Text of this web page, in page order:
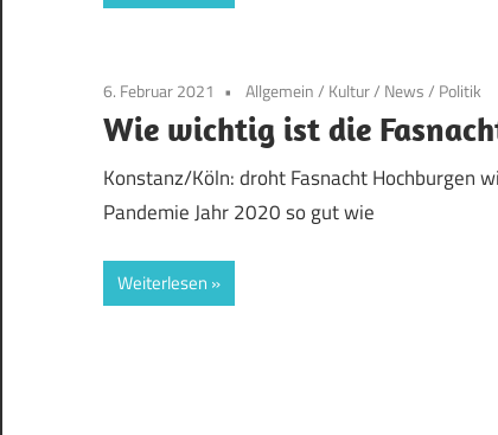
6. Februar 2021 Allgemein/ Kultur/ News/ Politik
Wie wichtig ist die
Konstanz/Köln: droht Fasnacht Hochburgen
Pandemie Jahr 2020 so gut wie
Weiterlesen